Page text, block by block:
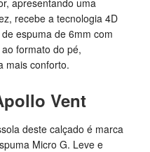
apresentando uma
recebe a tecnologia 4D
espuma de 6mm com
formato do pé,
mais conforto.
Vent
deste calçado é marca
Micro G. Leve e